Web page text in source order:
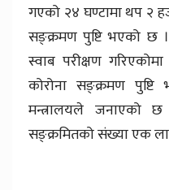
गएको २४ घण्टामा थप २
सङ्क्रमण पुष्टि भएको छ
स्वाब परीक्षण
कोरोना सङ्क्रमण
मन्त्रालयले जनाएको
सङ्क्रमितको संख्या एक